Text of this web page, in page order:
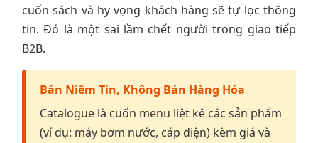
cuốn sách và hy vọng khách hàng sẽ tự lọc thông
tin. Đó là một sai lầm chết người trong giao tiếp
B2B.
Bán Niềm Tin, Không Bán Hàng Hóa
Catalogue là cuốn menu liệt kê các sản phẩm
(ví dụ: máy bơm nước, cáp điện) kèm giá và